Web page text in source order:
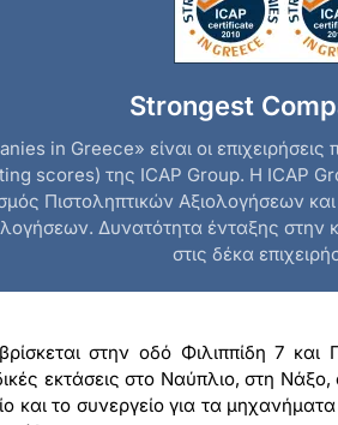
Strongest
in Greece» είναι οι
scores) της ICAP Group. Η ICAP
Πιστοληπτικών Αξιολογήσεων
Δυνατότητα ένταξης
στις δέκα
στην οδό Φιλιππίδη 7
εκτάσεις στο Ναύπλιο, στη
και το συνεργείο για τα